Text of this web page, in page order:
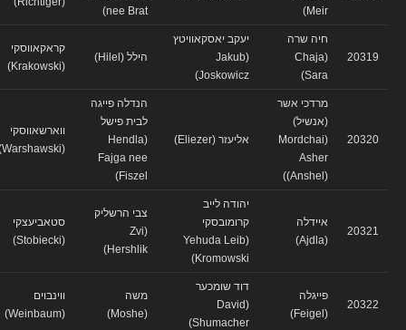
nee Brat)
20319
חיה שרה
(Chaja
יעקב יאסקאוויטץ
(Jakub
Joskowicz)
הילל (Hilel)
קראקאווסקי
20320
מרדכי אשר
(אנשיל)
(Mordchai
Asher
(Anshel))
אליעזר (Eliezer)
הנדלה פייגה
לבית פישל
(Hendla
Fajga nee
Fiszel)
ווארשאווסקי
20321
איידלה
יהודה לייב
קרומובסקי
(Yehuda Leib
Kromowski)
צבי הרשליק
Hershlik)
סטאביעצקי
20322
פייגלה
דוד שומכער
(David
Shumacher)
ווינבוים